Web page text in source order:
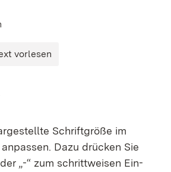
vorlesen
Schriftgröße im
Dazu drücken Sie
„-“ zum schrittweisen Ein-